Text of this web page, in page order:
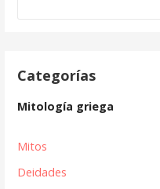
Categorías
Mitología griega
Mitos
Deidades